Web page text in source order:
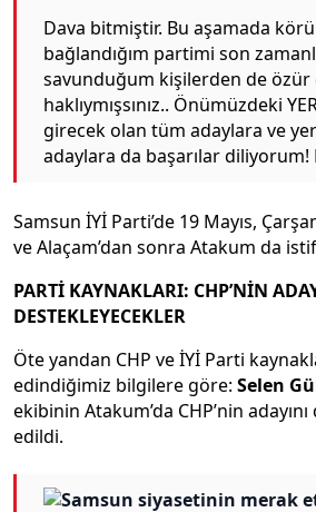
Dava bitmiştir. Bu aşamada
bağlandığım partimi son
savunduğum kişilerden de özür
haklıymışsınız.. Önümüzdeki
girecek olan tüm adaylara ve
adaylara da başarılar diliyorum!
Samsun İYİ Parti’de 19 Mayıs,
ve Alaçam’dan sonra Atakum da
PARTİ KAYNAKLARI: CHP’NİN
DESTEKLEYECEKLER
Öte yandan CHP ve İYİ Parti
edindiğimiz bilgilere göre: Selen
ekibinin Atakum’da CHP’nin
edildi.